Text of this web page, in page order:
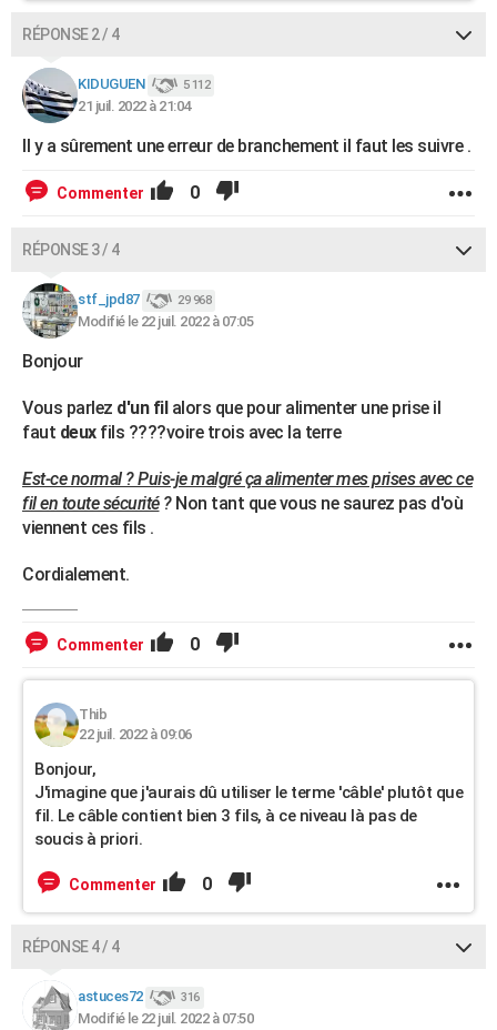
RÉPONSE 2 / 4
KIDUGUEN 5 112
21 juil. 2022 à 21:04
Il y a sûrement une erreur de branchement il faut les suivre .
Commenter 0
RÉPONSE 3 / 4
stf_jpd87 29 968
Modifié le 22 juil. 2022 à 07:05
Bonjour
Vous parlez d'un filalors que pour alimenter une prise il
faut deux fils ????voire trois avec la terre
Est-ce normal ? Puis-je malgré ça alimenter mes prises avec ce
fil en toute sécurité?Non tant que vous ne saurez pas d'où
viennent ces fils .
Cordialement.
Commenter 0
Thib
22 juil. 2022 à 09:06
Bonjour,
J'imagine que j'aurais dû utiliser le terme 'câble' plutôt que
fil. Le câble contient bien 3 fils, à ce niveau là pas de
soucis à priori.
Commenter 0
RÉPONSE 4 / 4
astuces72 316
Modifié le 22 juil. 2022 à 07:50